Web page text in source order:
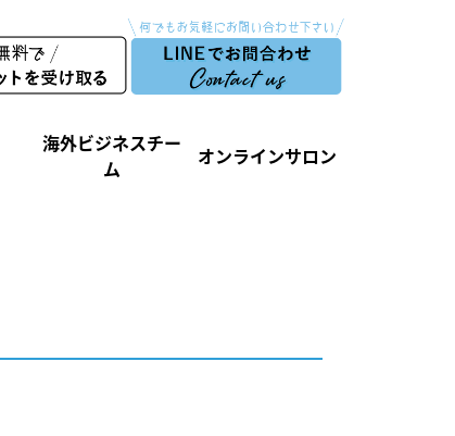
海外ビジネスチー
ム
オンラインサロン